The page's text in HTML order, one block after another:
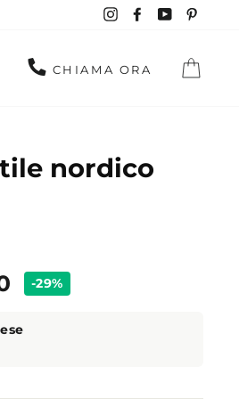
Instagram
Facebook
YouTube
CHIAMA ORA
nordico
-29%